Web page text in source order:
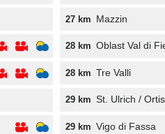
27 km Mazzin
28 km Oblast Val di
28 km Tre Valli
29 km St. Ulrich /
29 km Vigo di Fassa